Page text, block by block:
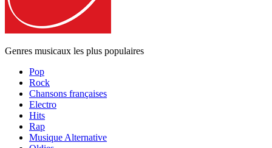
Genres musicaux les plus populaires
Pop
Rock
Chansons françaises
Electro
Hits
Rap
Musique Alternative